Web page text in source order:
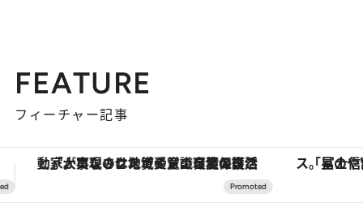
FEATURE
フィーチャー記事
「星のや富士」でデジタルデトックス。冨士信仰の歴史を辿り、心身を調える。